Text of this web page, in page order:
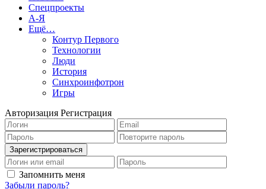
Спецпроекты
А-Я
Ещё…
Контур Первого
Технологии
Люди
История
Синхроинфотрон
Игры
Авторизация Регистрация
Запомнить меня
Забыли пароль?